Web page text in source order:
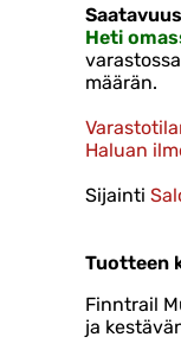
Saatavuus
Heti
määrän.
Haluan
Sijainti
Tuotteen
Finntrail
ja